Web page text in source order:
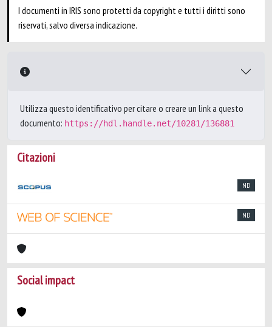
I documenti in IRIS sono protetti da copyright e tutti i diritti sono
riservati, salvo diversa indicazione.
Utilizza questo identificativo per citare o creare un link a questo
documento: https://hdl.handle.net/10281/136881
Citazioni
ND
ND
Social impact